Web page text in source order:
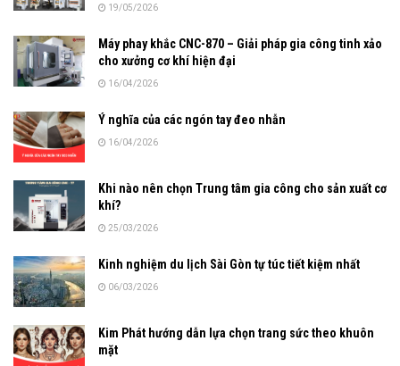
19/05/2026
Máy phay khắc CNC-870 – Giải pháp gia công tinh xảo
cho xưởng cơ khí hiện đại
16/04/2026
Ý nghĩa của các ngón tay đeo nhẫn
16/04/2026
Khi nào nên chọn Trung tâm gia công cho sản xuất cơ
khí?
25/03/2026
Kinh nghiệm du lịch Sài Gòn tự túc tiết kiệm nhất
06/03/2026
Kim Phát hướng dẫn lựa chọn trang sức theo khuôn
mặt